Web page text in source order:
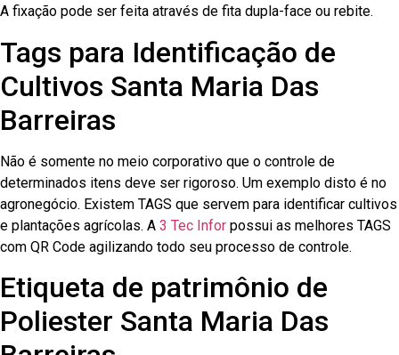
A fixação pode ser feita através de fita dupla-face ou rebite.
Tags para Identificação de
Cultivos Santa Maria Das
Barreiras
Não é somente no meio corporativo que o controle de
determinados itens deve ser rigoroso. Um exemplo disto é no
agronegócio. Existem TAGS que servem para identificar cultivos
e plantações agrícolas. A 3 Tec Infor possui as melhores TAGS
com QR Code agilizando todo seu processo de controle.
Etiqueta de patrimônio de
Poliester Santa Maria Das